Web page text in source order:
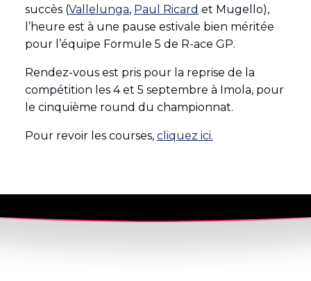
succès (Vallelunga, Paul Ricard et Mugello),
l’heure est à une pause estivale bien méritée
pour l’équipe Formule 5 de R-ace GP.
Rendez-vous est pris pour la reprise de la
compétition les 4 et 5 septembre à Imola, pour
le cinquième round du championnat.
Pour revoir les courses, cliquez ici.